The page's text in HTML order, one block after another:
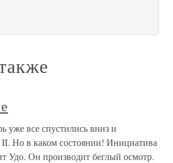
уже все спустились вниз и
II. Но в каком состоянии! Инициатива
Удо. Он производит беглый осмотр.